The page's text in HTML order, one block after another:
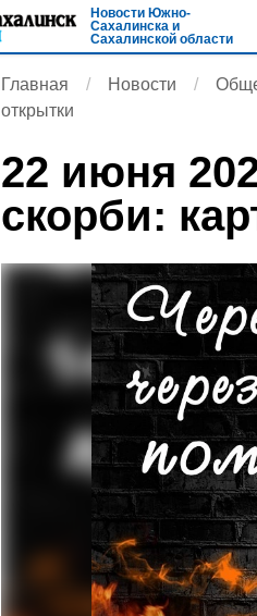
Новости Южно-
Сахалинска и
Сахалинской области
Главная Новости
открытки
22 июня
скорби: